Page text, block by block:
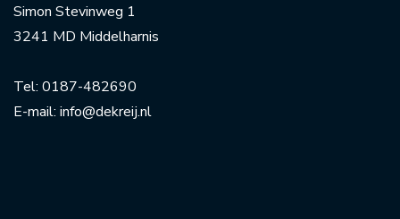
Simon Stevinweg 1
3241 MD Middelharnis
Tel: 0187-482690
E-mail: info@dekreij.nl